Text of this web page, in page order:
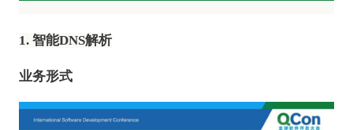
1. 智能DNS解析
业务形式